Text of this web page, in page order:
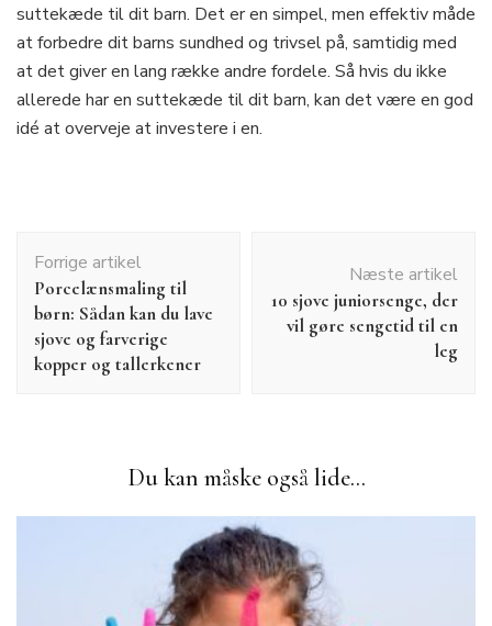
suttekæde til dit barn. Det er en simpel, men effektiv måde
at forbedre dit barns sundhed og trivsel på, samtidig med
at det giver en lang række andre fordele. Så hvis du ikke
allerede har en suttekæde til dit barn, kan det være en god
idé at overveje at investere i en.
Forrige artikel
Porcelænsmaling til
børn: Sådan kan du lave
sjove og farverige
kopper og tallerkener
Næste artikel
10 sjove juniorsenge, der
vil gøre sengetid til en
leg
Du kan måske også lide...